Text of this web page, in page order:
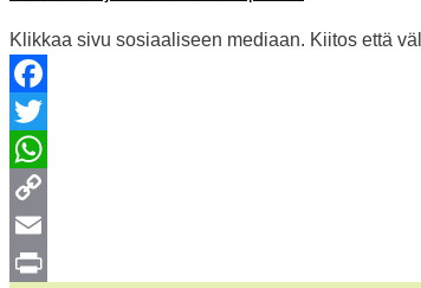
Klikkaa sivu sosiaaliseen mediaan. Kiitos että
Facebook
Twitter
WhatsApp
Copy
Link
Email